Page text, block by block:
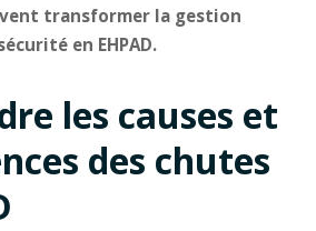
transformer la gestion
en EHPAD.
les causes et
des chutes